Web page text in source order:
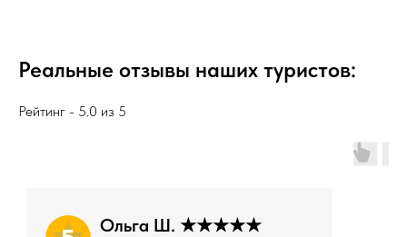
Реальные отзывы наших туристов:
Рейтинг - 5.0 из 5
Ольга Ш. ★★★★★